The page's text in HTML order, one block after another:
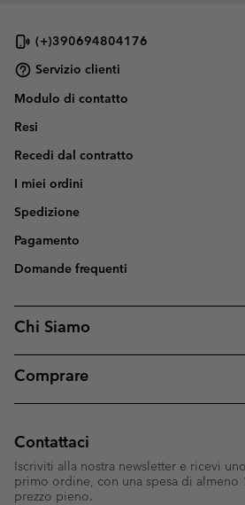
(+)390694804176
Servizio clienti
Modulo di contatto
Resi
Recedi dal contratto
I miei ordini
Spedizione
Pagamento
Domande frequenti
Chi Siamo
Comprare
Contattaci
Iscriviti alla nostra newsletter e ricevi
primo ordine, con una spesa di almeno
prezzo pieno.